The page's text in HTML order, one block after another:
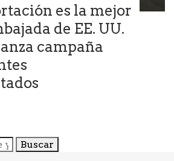
es la mejor
de EE. UU.
campaña
Buscar